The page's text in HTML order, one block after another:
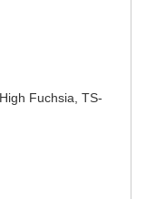
Fuchsia, TS-